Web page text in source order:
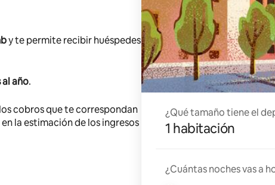
y te permite recibir huéspedes
al año.
cobros que te correspondan
la estimación de los ingresos
¿Qué tamaño tiene el
1 habitación
¿Cuántas noches vas a